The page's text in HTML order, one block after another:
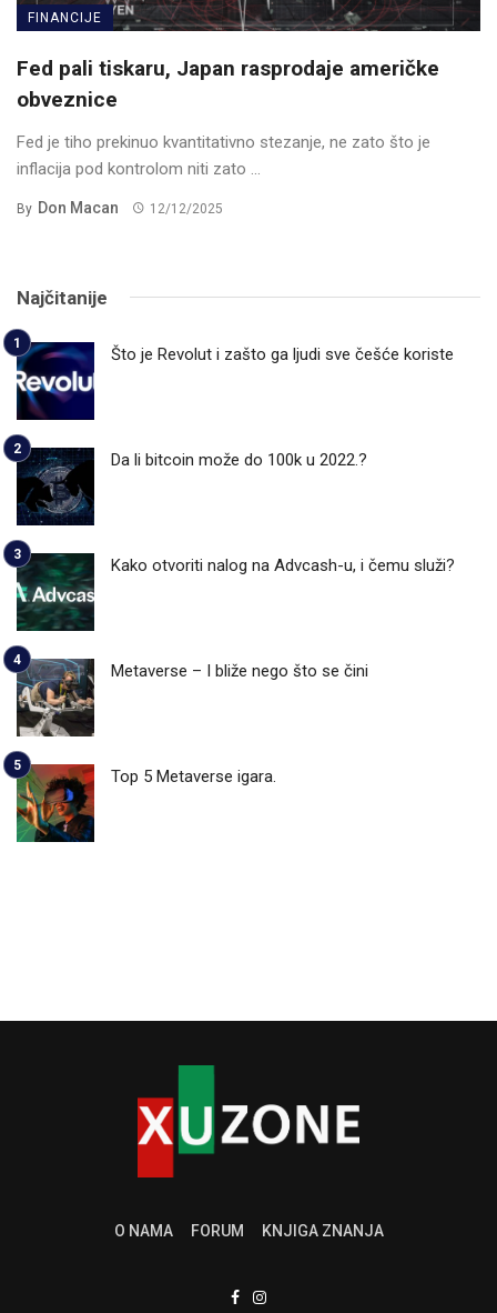
FINANCIJE
Fed pali tiskaru, Japan rasprodaje američke
obveznice
Fed je tiho prekinuo kvantitativno stezanje, ne zato što je
inflacija pod kontrolom niti zato ...
By Don Macan 12/12/2025
Najčitanije
Što je Revolut i zašto ga ljudi sve češće koriste
Da li bitcoin može do 100k u 2022.?
Kako otvoriti nalog na Advcash-u, i čemu služi?
Metaverse – I bliže nego što se čini
Top 5 Metaverse igara.
O NAMA FORUM KNJIGA ZNANJA